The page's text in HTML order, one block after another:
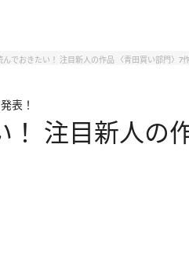
んでおきたい！ 注目新人の作品 〈青田買い部門〉7
表！
注目新人の